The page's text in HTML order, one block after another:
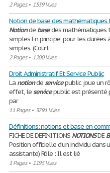
2 Pages• 1539 Vues
Notion de base des mathématiques
Notionde basedes mathématiques
simples En principe, pour les
simples. (Court
2 Pages• 1200 Vues
Droit Administratif Et Service Public
La notiondeservicepublic joue un
effet, leservicepublic est présenté
par
11 Pages• 3791 Vues
Définitions: notions et base en
FICHE DE DEFINITIONS NOTIONSDE
Position officielle d’un individu dans
assistante) Rôle : Il est lié
1 Pages• 1195 Vues